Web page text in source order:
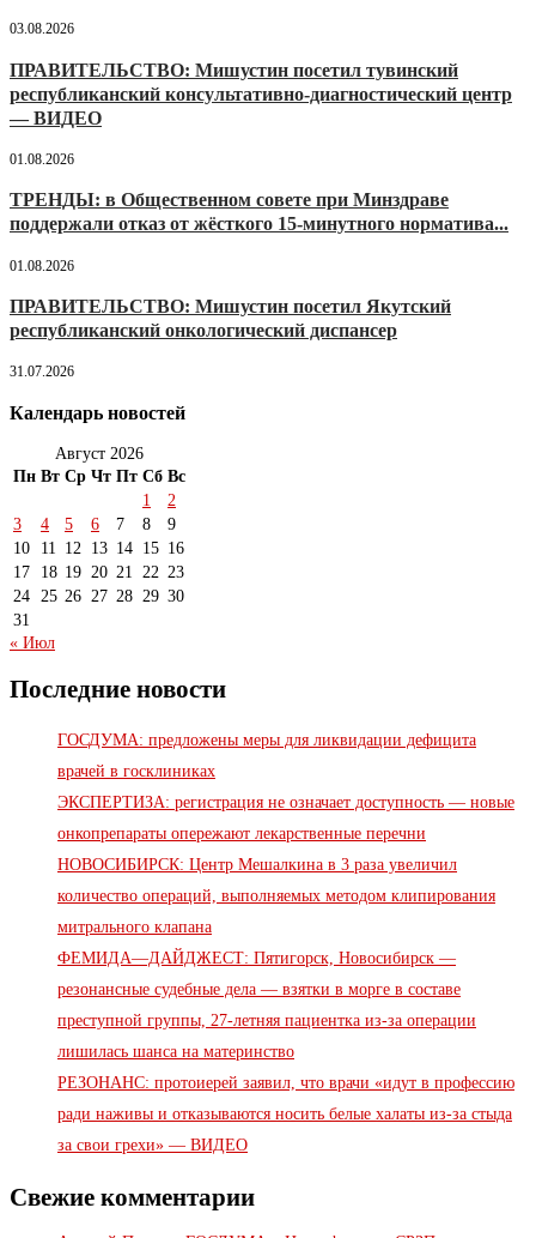
03.08.2026
ПРАВИТЕЛЬСТВО: Мишустин посетил тувинский
республиканский консультативно-диагностический центр
— ВИДЕО
01.08.2026
ТРЕНДЫ: в Общественном совете при Минздраве
поддержали отказ от жёсткого 15-минутного норматива...
01.08.2026
ПРАВИТЕЛЬСТВО: Мишустин посетил Якутский
республиканский онкологический диспансер
31.07.2026
Календарь новостей
Август 2026
Пн Вт Ср Чт Пт Сб Вс
1
2
3
4 5 6 7 8
9
10
11 12 13 14 15 16
17
18 19 20 21 22 23
24 25 26 27 28 29 30
31
« Июл
Последние новости
ГОСДУМА: предложены меры для ликвидации дефицита
врачей в госклиниках
ЭКСПЕРТИЗА: регистрация не означает доступность — новые
онкопрепараты опережают лекарственные перечни
НОВОСИБИРСК: Центр Мешалкина в 3 раза увеличил
количество операций, выполняемых методом клипирования
митрального клапана
ФЕМИДА—ДАЙДЖЕСТ: Пятигорск, Новосибирск —
резонансные судебные дела — взятки в морге в составе
преступной группы, 27-летняя пациентка из-за операции
лишилась шанса на материнство
РЕЗОНАНС: протоиерей заявил, что врачи «идут в профессию
ради наживы и отказываются носить белые халаты из-за стыда
за свои грехи» — ВИДЕО
Свежие комментарии